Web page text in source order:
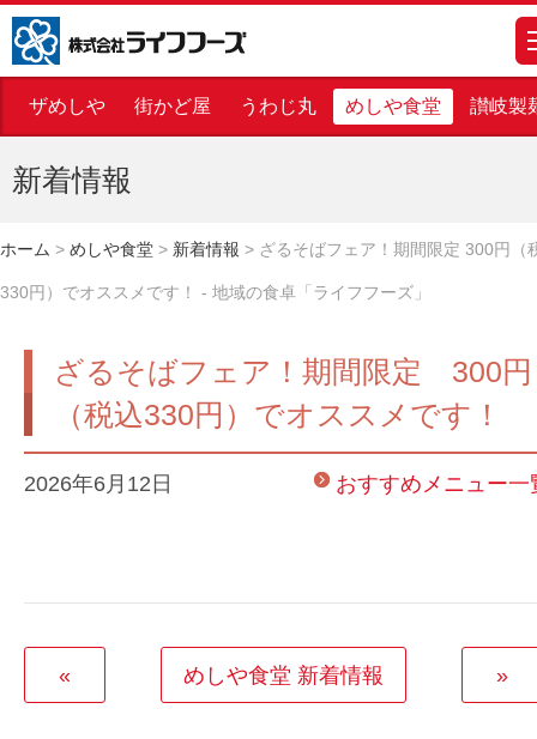
株式会社ライフフーズ
ザめしや 街かど屋 うわじ丸 めしや食堂 讃岐製
新着情報
ホーム > めしや食堂 > 新着情報 > ざるそばフェア！期間限定 300円（
330円）でオススメです！ - 地域の食卓「ライフフーズ」
ざるそばフェア！期間限定 300円
（税込330円）でオススメです！
2026年6月12日 おすすめメニュー一
« めしや食堂 新着情報 »